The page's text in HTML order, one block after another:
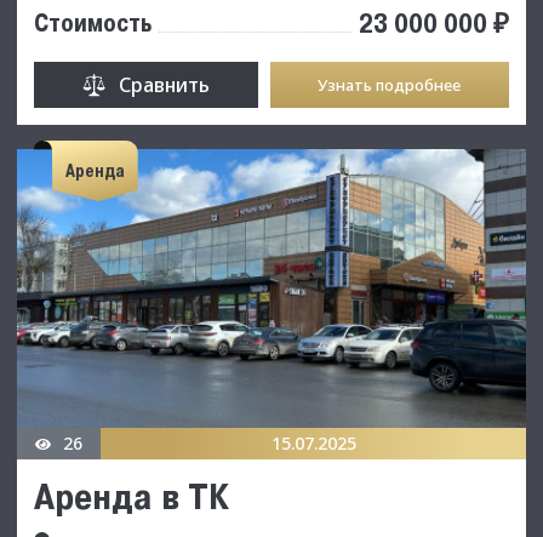
Стоимость 23 000 000 ₽
Сравнить Узнать подробнее
Аренда
26 15.07.2025
Аренда в ТК